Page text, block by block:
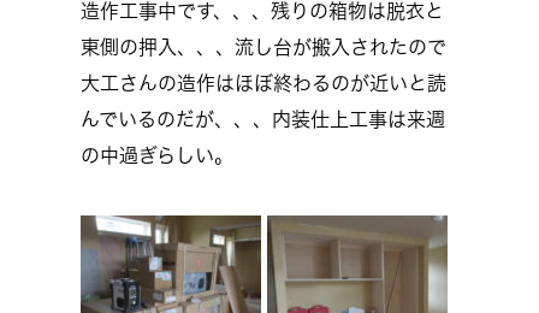
造作工事中です、、、残りの箱物は脱衣と
東側の押入、、、流し台が搬入されたので
大工さんの造作はほぼ終わるのが近いと読
んでいるのだが、、、内装仕上工事は来週
の中過ぎらしい。